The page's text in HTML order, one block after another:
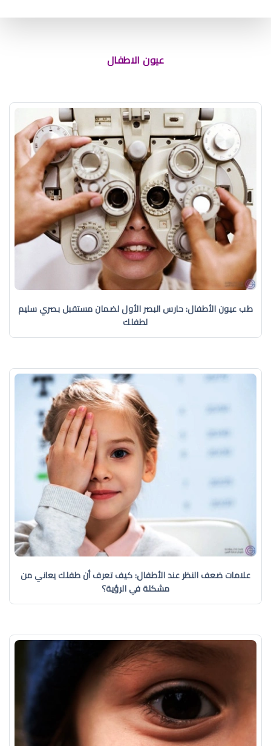
عيون الاطفال
طب عيون الأطفال: حارس البصر الأول لضمان مستقبل بصري سليم
لطفلك
علامات ضعف النظر عند الأطفال: كيف تعرف أن طفلك يعاني من
مشكلة في الرؤية؟